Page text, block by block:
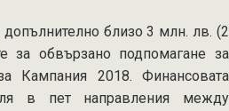
близо 3 млн. лв. (2
за обвързано подпомагане за
Кампания 2018. Финансовата
в пет направления между